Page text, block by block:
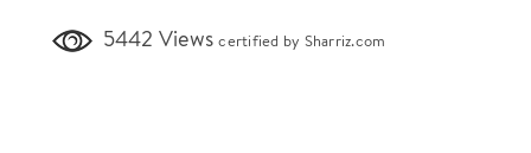
5442 Viewscertified by Sharriz.com